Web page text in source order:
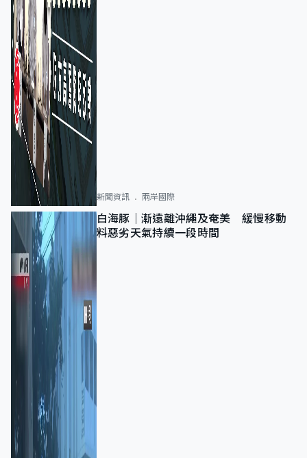
新聞資訊 兩岸國際
白海豚｜漸遠離沖繩及奄美 緩慢移動
料惡劣天氣持續一段時間